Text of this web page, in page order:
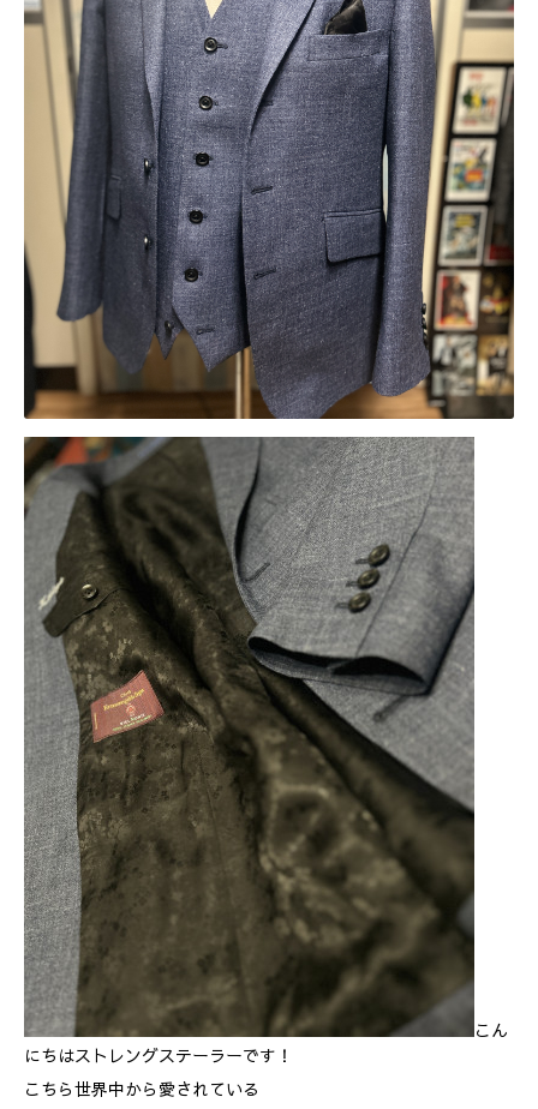
こん
にちはストレングステーラーです！
こちら世界中から愛されている